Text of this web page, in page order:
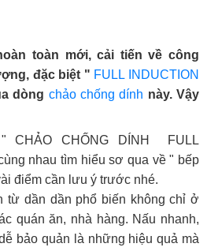
toàn mới, cải tiến về công
đặc biệt " FULL INDUCTION
dòng chảo chống dính này. Vậy
CHỐNG DÍNH FULL
nhau tìm hiểu sơ qua về " bếp
điểm cần lưu ý trước nhé.
từ dần dần phổ biến không chỉ ở
quán ăn, nhà hàng. Nấu nhanh,
bảo quản là những hiệu quả mà